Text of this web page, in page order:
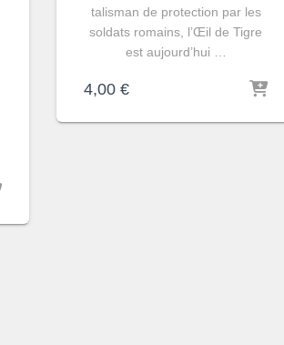
talisman de protection par les
soldats romains, l’Œil de Tigre
est aujourd’hui …
4,00 €